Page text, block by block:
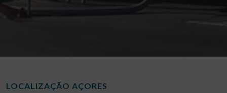
LOCALIZAÇÃO AÇORES